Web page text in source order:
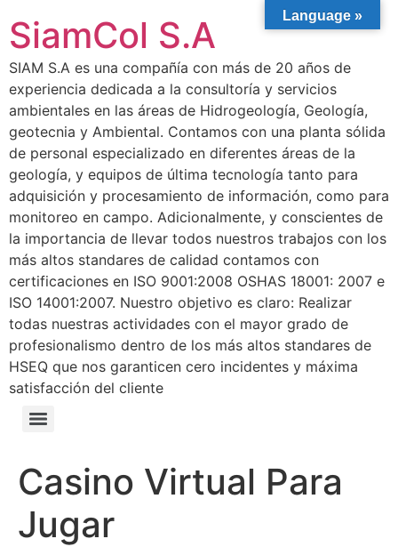
SiamCol S.A
SIAM S.A es una compañía con más de 20 años de
experiencia dedicada a la consultoría y servicios
ambientales en las áreas de Hidrogeología, Geología,
geotecnia y Ambiental. Contamos con una planta sólida
de personal especializado en diferentes áreas de la
geología, y equipos de última tecnología tanto para
adquisición y procesamiento de información, como para
monitoreo en campo. Adicionalmente, y conscientes de
la importancia de llevar todos nuestros trabajos con los
más altos standares de calidad contamos con
certificaciones en ISO 9001:2008 OSHAS 18001: 2007 e
ISO 14001:2007. Nuestro objetivo es claro: Realizar
todas nuestras actividades con el mayor grado de
profesionalismo dentro de los más altos standares de
HSEQ que nos garanticen cero incidentes y máxima
satisfacción del cliente
Casino Virtual Para
Jugar
Language »